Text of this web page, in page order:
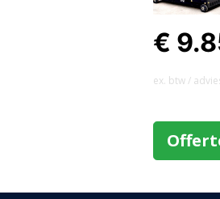
€
ex. btw /